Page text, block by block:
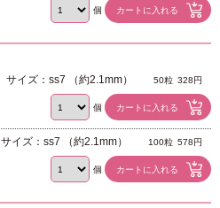
個
サイズ：ss7 （約2.1mm） 50粒 328円
個
サイズ：ss7 （約2.1mm） 100粒 578円
個